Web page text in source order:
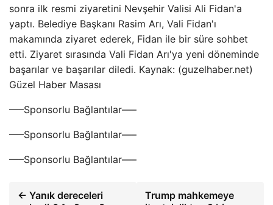
sonra ilk resmi ziyaretini Nevşehir Valisi Ali Fidan'a
yaptı. Belediye Başkanı Rasim Arı, Vali Fidan'ı
makamında ziyaret ederek, Fidan ile bir süre sohbet
etti. Ziyaret sırasında Vali Fidan Arı'ya yeni döneminde
başarılar ve başarılar diledi. Kaynak: (guzelhaber.net)
Güzel Haber Masası
—–Sponsorlu Bağlantılar—–
—–Sponsorlu Bağlantılar—–
—–Sponsorlu Bağlantılar—–
← Yanık dereceleri
Trump mahkemeye